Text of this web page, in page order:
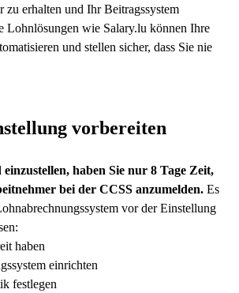
zu erhalten und Ihr Beitragssystem
Lohnlösungen wie Salary.lu können Ihre
und stellen sicher, dass Sie nie
vorbereiten
haben Sie nur 8 Tage Zeit,
bei der CCSS anzumelden. Es
vor der Einstellung
haben
einrichten
festlegen